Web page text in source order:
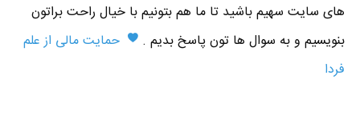
های سایت سهیم باشید تا ما هم بتونیم با خیال راحت براتون
بنویسیم و به سوال ها تون پاسخ بدیم .
حمایت مالی از علم
فردا